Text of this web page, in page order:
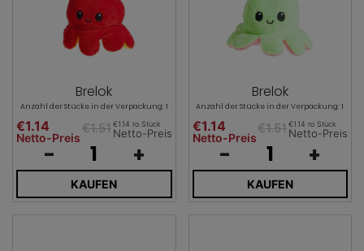
Brelok
Anzahl der Stücke in der Verpackung: 1
€1.14
Netto-Preis
€1.51 €1.14 ro Stück
Netto-Preis
- +
KAUFEN
Brelok
Anzahl der Stücke in der Verpackung: 1
€1.14
Netto-Preis
€1.51€1.14 ro Stück
Netto-Preis
- +
KAUFEN